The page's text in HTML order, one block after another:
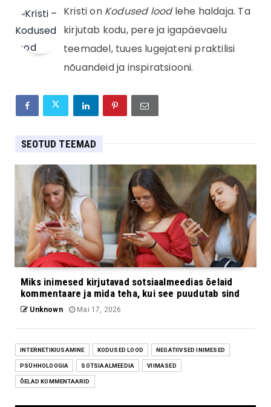
Kristi on Kodused loodlehe haldaja. Ta
kirjutab kodu, pere ja igapäevaelu
teemadel, tuues lugejateni praktilisi
nõuandeid ja inspiratsiooni.
SEOTUD TEEMAD
Miks inimesed kirjutavad sotsiaalmeedias õelaid
kommentaare ja mida teha, kui see puudutab sind
Unknown Mai 17, 2026
INTERNETIKIUSAMINE KODUSED LOOD NEGATIIVSED INIMESED
PSÜHHOLOOGIA SOTSIAALMEEDIA VIIMASED
ÕELAD KOMMENTAARID